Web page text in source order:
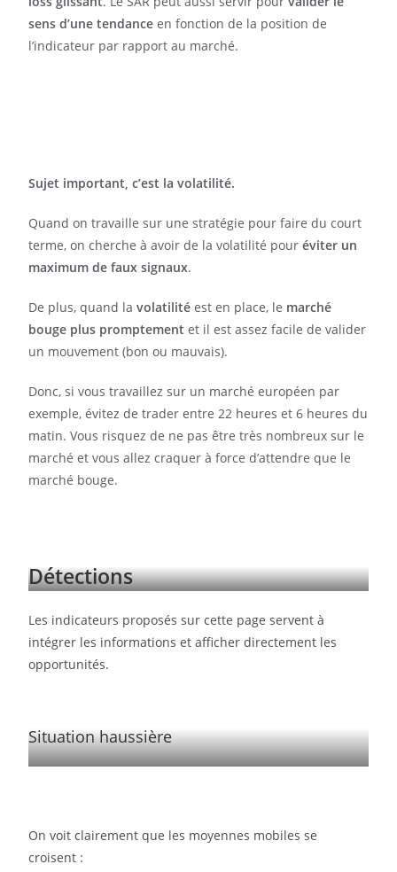
sens d’une tendance en fonction de la position de
l’indicateur par rapport au marché.
Sujet important, c’est la volatilité.
Quand on travaille sur une stratégie pour faire du court
terme, on cherche à avoir de la volatilité pouréviter un
maximum de faux signaux.
De plus, quand lavolatilité est en place, le marché
bouge plus promptement et il est assez facile de valider
un mouvement (bon ou mauvais).
Donc, si vous travaillez sur un marché européen par
exemple, évitez de trader entre 22 heures et 6 heures du
matin. Vous risquez de ne pas être très nombreux sur le
marché et vous allez craquer à force d’attendre que le
marché bouge.
Détections
Les indicateurs proposés sur cette page servent à
intégrer les informations et afficher directement les
opportunités.
Situation haussière
On voit clairement que les moyennes mobiles se
croisent :